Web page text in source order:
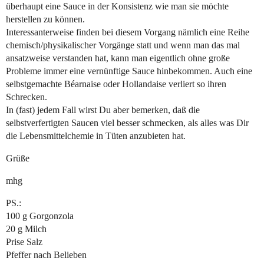
überhaupt eine Sauce in der Konsistenz wie man sie möchte
herstellen zu können.
Interessanterweise finden bei diesem Vorgang nämlich eine Reihe
chemisch/physikalischer Vorgänge statt und wenn man das mal
ansatzweise verstanden hat, kann man eigentlich ohne große
Probleme immer eine vernünftige Sauce hinbekommen. Auch eine
selbstgemachte Béarnaise oder Hollandaise verliert so ihren
Schrecken.
In (fast) jedem Fall wirst Du aber bemerken, daß die
selbstverfertigten Saucen viel besser schmecken, als alles was Dir
die Lebensmittelchemie in Tüten anzubieten hat.
Grüße
mhg
PS.:
100 g Gorgonzola
20 g Milch
Prise Salz
Pfeffer nach Belieben